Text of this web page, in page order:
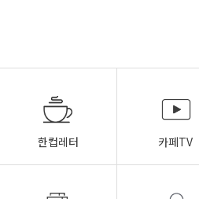
한컵레터 카페TV